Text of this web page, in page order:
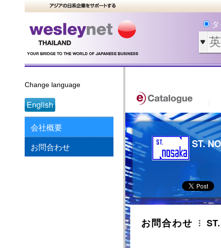
Change language
English
会社概要
お問合わせ
ST.
お問合わせ